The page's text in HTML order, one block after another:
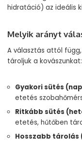
hidratáció) az ideális
Melyik arányt
A választás attól
tároljuk a kovászunkat:
Gyakori sütés
etetés
Ritkább sütés
etetés, hűtőben
Hosszabb